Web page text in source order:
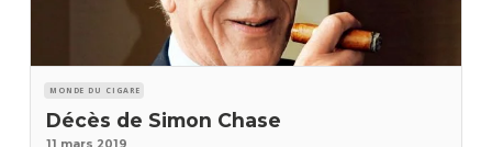
MONDE DU CIGARE
Décès de Simon Chase
11 mars 2019